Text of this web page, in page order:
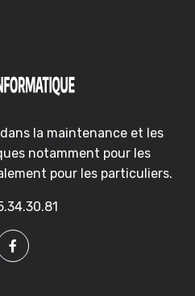
la maintenance et les
notamment pour les
pour les particuliers.